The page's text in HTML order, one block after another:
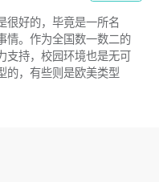
很好的，毕竟是一所名
情。作为全国数一数二的
支持，校园环境也是无可
的，有些则是欧美类型